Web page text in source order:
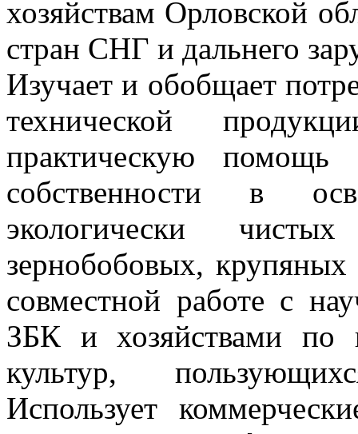
хозяйствам Орловской
стран СНГ и дальнего
Изучает и обобщает
технической
практическую помощь
собственности в
экологически
зернобобовых,
совместной работе с
ЗБК и хозяйствами по
культур,
Использует